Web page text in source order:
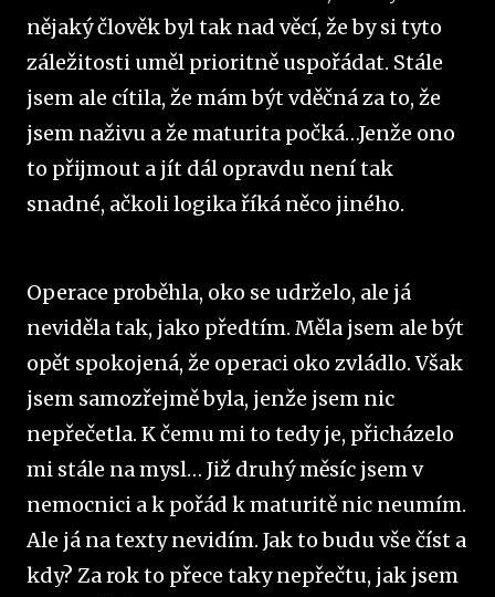
nějaký člověk byl tak nad věcí, že by si tyto
záležitosti uměl prioritně uspořádat. Stále
jsem ale cítila, že mám být vděčná za to, že
jsem naživu a že maturita počká…Jenže ono
to přijmout a jít dál opravdu není tak
snadné, ačkoli logika říká něco jiného.
Operace proběhla, oko se udrželo, ale já
neviděla tak, jako předtím. Měla jsem ale být
opět spokojená, že operaci oko zvládlo. Však
jsem samozřejmě byla, jenže jsem nic
nepřečetla. K čemu mi to tedy je, přicházelo
mi stále na mysl… Již druhý měsíc jsem v
nemocnici a k pořád k maturitě nic neumím.
Ale já na texty nevidím. Jak to budu vše číst a
kdy? Za rok to přece taky nepřečtu, jak jsem